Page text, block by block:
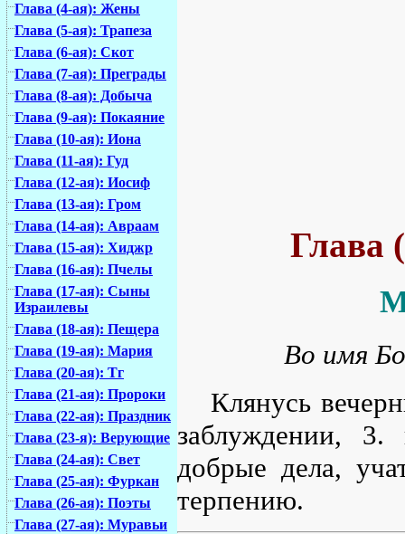
Глава (4-ая): Жены
Глава (5-ая): Трапеза
Глава (6-ая): Скот
Глава (7-ая): Преграды
Глава (8-ая): Добыча
Глава (9-ая): Покаяние
Глава (10-ая): Иона
Глава (11-ая): Гуд
Глава (12-ая): Иосиф
Глава (13-ая): Гром
Глава (14-ая): Авраам
Глава (15-ая): Хиджр
Глава (16-ая): Пчелы
Глава (17-ая): Сыны
Израилевы
Глава (18-ая): Пещера
Глава (19-ая): Мария
Глава (20-ая): Тг
Глава (21-ая): Пророки
Глава (22-ая): Праздник
Глава (23-я): Верующие
Глава (24-ая): Свет
Глава (25-ая): Фуркан
Глава (26-ая): Поэты
Глава (27-ая): Муравьи
Глава
Во имя
Клянусь
заблуждении,
добрые дела,
терпению.